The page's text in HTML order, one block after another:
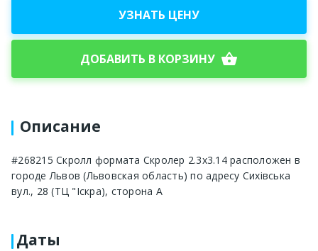
УЗНАТЬ ЦЕНУ
ДОБАВИТЬ В КОРЗИНУ shopping_basket
Описание
#268215 Скролл формата Скролер 2.3х3.14 расположен в
городе Львов (Львовская область) по адресу Сихівська
вул., 28 (ТЦ "Іскра), сторона A
Даты